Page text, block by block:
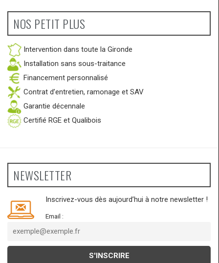
NOS PETIT PLUS
Intervention dans toute la Gironde
Installation sans sous-traitance
Financement personnalisé
Contrat d’entretien, ramonage et SAV
Garantie décennale
Certifié RGE et Qualibois
NEWSLETTER
Inscrivez-vous dès aujourd’hui à notre newsletter !
Email :